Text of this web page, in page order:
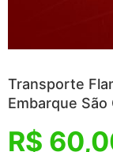
Transporte
Embarque São
R$